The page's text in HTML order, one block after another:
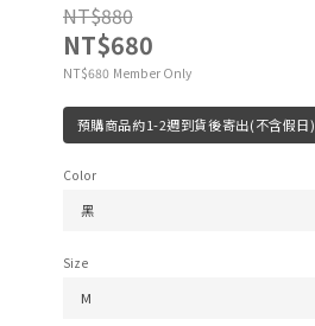
NT$880
NT$680
NT$680 Member Only
預購商品約1-2週到貨後寄出(不含假日)
Color
Size